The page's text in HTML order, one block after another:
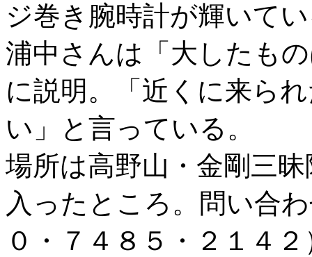
ジ巻き腕時計が輝いて
浦中さんは「大したも
に説明。「近くに来ら
い」と言っている。
場所は高野山・金剛三
入ったところ。問い合
０・７４８５・２１４２